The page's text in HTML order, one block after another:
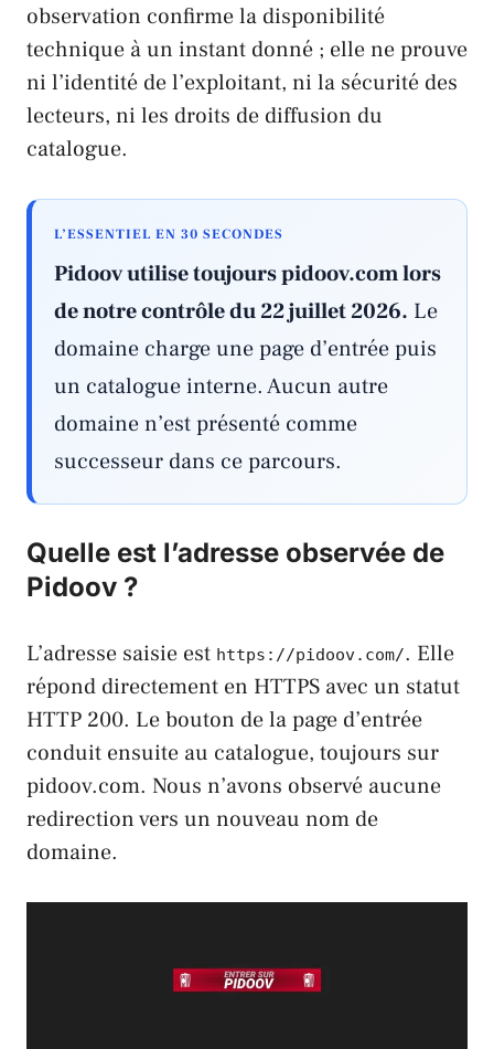
observation confirme la disponibilité
technique à un instant donné ; elle ne prouve
ni l’identité de l’exploitant, ni la sécurité des
lecteurs, ni les droits de diffusion du
catalogue.
L’ESSENTIEL EN 30 SECONDES
Pidoov utilise toujours pidoov.com lors
de notre contrôle du 22 juillet 2026. Le
domaine charge une page d’entrée puis
un catalogue interne. Aucun autre
domaine n’est présenté comme
successeur dans ce parcours.
Quelle est l’adresse observée de
Pidoov ?
L’adresse saisie est https://pidoov.com/. Elle
répond directement en HTTPS avec un statut
HTTP 200. Le bouton de la page d’entrée
conduit ensuite au catalogue, toujours sur
pidoov.com. Nous n’avons observé aucune
redirection vers un nouveau nom de
domaine.